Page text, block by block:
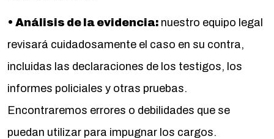
• Análisis de la evidencia: nuestro equipo legal
revisará cuidadosamente el caso en su contra,
incluidas las declaraciones de los testigos, los
informes policiales y otras pruebas.
Encontraremos errores o debilidades que se
puedan utilizar para impugnar los cargos.